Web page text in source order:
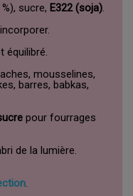
sucre, E322 (soja)
mousselines,
barres, babkas,
pour fourrages
de la lumière.